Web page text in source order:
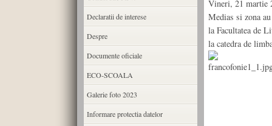
Vineri, 21 martie
Medias si zona
la Facultatea de
la catedra de
Declaratii de interese
Despre
Documente oficiale
ECO-SCOALA
Galerie foto 2023
Informare protectia datelor